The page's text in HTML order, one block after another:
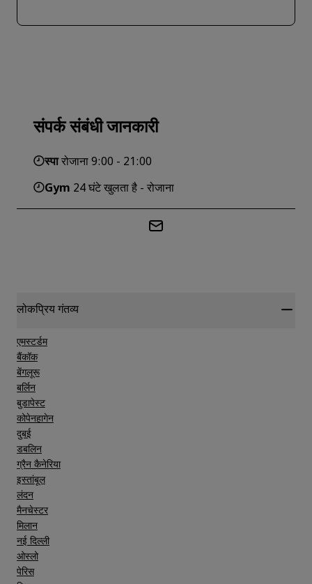
संपर्क संबंधी जानकारी
स्पारोजाना 9:00 - 21:00
Gym 24 घंटे खुलता है - रोजाना
लोकप्रिय गंतव्य
एमस्टर्डम
बैंकॉक
बेंगलूरू
बर्लिन
बुडापेस्ट
कोपेनहागेन
दुबई
डबलिन
ग्रैन कैनेरिया
इस्तांबूल
लंदन
मैनचेस्टर
मिलान
नई दिल्ली
ओस्लो
पेरिस